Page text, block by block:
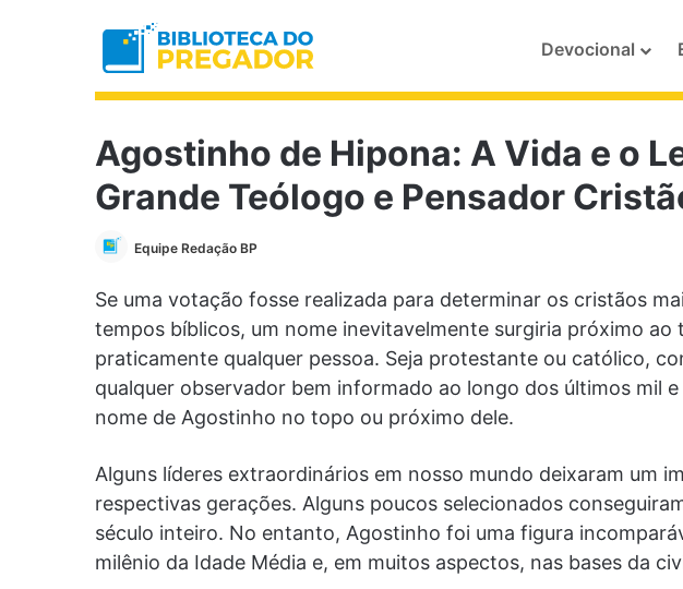
Devocional
Agostinho de Hipona: A Vida e o
Grande Teólogo e Pensador
Equipe Redação BP
Se uma votação fosse realizada para determinar os cristãos
tempos bíblicos, um nome inevitavelmente surgiria próximo ao
praticamente qualquer pessoa. Seja protestante ou católico,
qualquer observador bem informado ao longo dos últimos mil
nome de Agostinho no topo ou próximo dele.
Alguns líderes extraordinários em nosso mundo deixaram um
respectivas gerações. Alguns poucos selecionados
século inteiro. No entanto, Agostinho foi uma figura
milênio da Idade Média e, em muitos aspectos, nas bases da